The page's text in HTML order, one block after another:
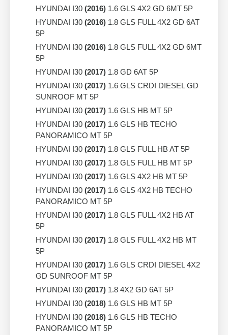
HYUNDAI I30 (2016) 1.6 GLS 4X2 GD 6MT 5P
HYUNDAI I30 (2016) 1.8 GLS FULL 4X2 GD 6AT
5P
HYUNDAI I30 (2016) 1.8 GLS FULL 4X2 GD 6MT
5P
HYUNDAI I30 (2017) 1.8 GD 6AT 5P
HYUNDAI I30 (2017) 1.6 GLS CRDI DIESEL GD
SUNROOF MT 5P
HYUNDAI I30 (2017) 1.6 GLS HB MT 5P
HYUNDAI I30 (2017) 1.6 GLS HB TECHO
PANORAMICO MT 5P
HYUNDAI I30 (2017) 1.8 GLS FULL HB AT 5P
HYUNDAI I30 (2017) 1.8 GLS FULL HB MT 5P
HYUNDAI I30 (2017) 1.6 GLS 4X2 HB MT 5P
HYUNDAI I30 (2017) 1.6 GLS 4X2 HB TECHO
PANORAMICO MT 5P
HYUNDAI I30 (2017) 1.8 GLS FULL 4X2 HB AT
5P
HYUNDAI I30 (2017) 1.8 GLS FULL 4X2 HB MT
5P
HYUNDAI I30 (2017) 1.6 GLS CRDI DIESEL 4X2
GD SUNROOF MT 5P
HYUNDAI I30 (2017) 1.8 4X2 GD 6AT 5P
HYUNDAI I30 (2018) 1.6 GLS HB MT 5P
HYUNDAI I30 (2018) 1.6 GLS HB TECHO
PANORAMICO MT 5P